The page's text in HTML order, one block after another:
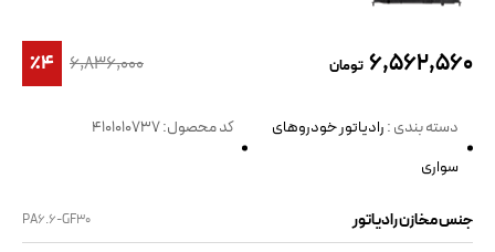
۶,۵۶۲,۵۶۰ تومان ۶,۸۳۶,۰۰۰ ٪۴
دسته بندی :رادیاتور خودروهای
سواری
کد محصول: 4101010737
جنس مخازن رادیاتور PA6.6-GF30